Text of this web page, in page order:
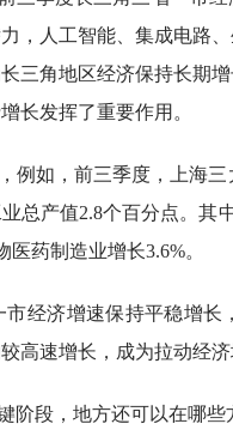
，人工智能、集成电路
三角地区经济保持长期
长发挥了重要作用。
例如，前三季度，上海
总产值2.8个百分点。其
医药制造业增长3.6%。
市经济增速保持平稳增
高速增长，成为拉动经
阶段，地方还可以在哪些